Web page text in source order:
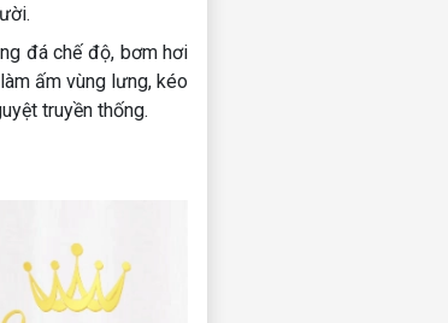
đá chế độ, bơm hơi
ấm vùng lưng, kéo
truyền thống.